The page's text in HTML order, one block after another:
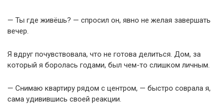
— Ты где живёшь? — спросил он, явно не желая завершать
вечер.
Я вдруг почувствовала, что не готова делиться. Дом, за
который я боролась годами, был чем-то слишком личным.
— Снимаю квартиру рядом с центром, — быстро соврала я,
сама удивившись своей реакции.